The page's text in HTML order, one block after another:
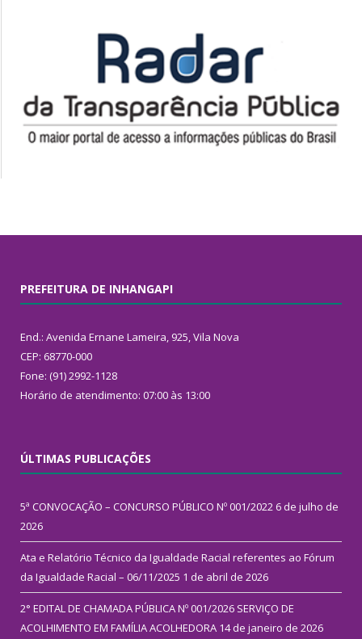
PREFEITURA DE INHANGAPI
End.: Avenida Ernane Lameira, 925, Vila Nova
CEP: 68770-000
Fone: (91) 2992-1128
Horário de atendimento: 07:00 às 13:00
ÚLTIMAS PUBLICAÇÕES
5ª CONVOCAÇÃO – CONCURSO PÚBLICO Nº 001/2022 6 de julho de
2026
Ata e Relatório Técnico da Igualdade Racial referentes ao Fórum
da Igualdade Racial – 06/11/2025 1 de abril de 2026
2° EDITAL DE CHAMADA PÚBLICA Nº 001/2026 SERVIÇO DE
ACOLHIMENTO EM FAMÍLIA ACOLHEDORA 14 de janeiro de 2026